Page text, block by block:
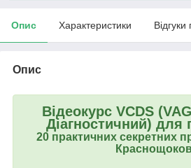
Опис Характеристики
Опис
Відеокурс VCDS
Діагностичний) для
20 практичних секретних